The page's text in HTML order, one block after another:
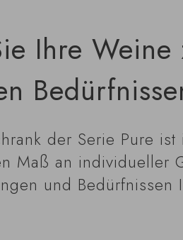
Ihre
der Serie Pure
Maß an individueller
und Bedürfnissen